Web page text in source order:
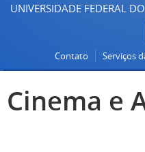
UNIVERSIDADE FEDERAL
Contato Serviços
Cinema e